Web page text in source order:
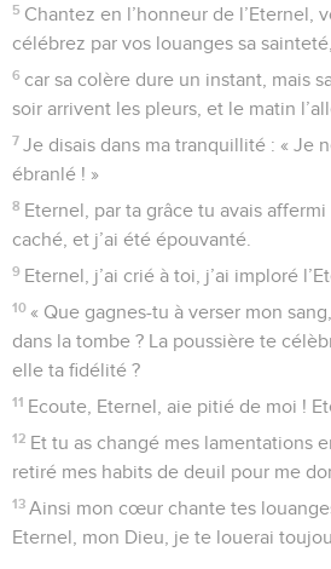
5 Chantez en l’honneur de l’Eternel,
célébrez par vos louanges sa sainteté,
6 car sa colère dure un instant, mais
soir arrivent les pleurs, et le matin
7 Je disais dans ma tranquillité : « Je
ébranlé ! »
8 Eternel, par ta grâce tu avais affermi
caché, et j’ai été épouvanté.
9 Eternel, j’ai crié à toi, j’ai imploré
10 « Que gagnes-tu à verser mon
dans la tombe ? La poussière te
elle ta fidélité ?
11 Ecoute, Eternel, aie pitié de moi !
12 Et tu as changé mes lamentations
retiré mes habits de deuil pour me
13 Ainsi mon cœur chante tes
Eternel, mon Dieu, je te louerai